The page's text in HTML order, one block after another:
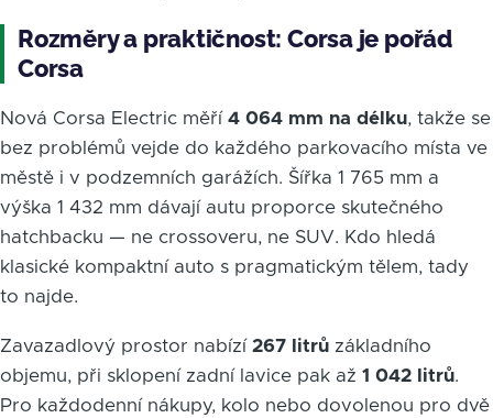
Rozměry a praktičnost: Corsa je pořád
Corsa
Nová Corsa Electric měří 4 064 mm na délku, takže se
bez problémů vejde do každého parkovacího místa ve
městě i v podzemních garážích. Šířka 1 765 mm a
výška 1 432 mm dávají autu proporce skutečného
hatchbacku — ne crossoveru, ne SUV. Kdo hledá
klasické kompaktní auto s pragmatickým tělem, tady
to najde.
Zavazadlový prostor nabízí 267 litrů základního
objemu, při sklopení zadní lavice pak až 1 042 litrů.
Pro každodenní nákupy, kolo nebo dovolenou pro dvě